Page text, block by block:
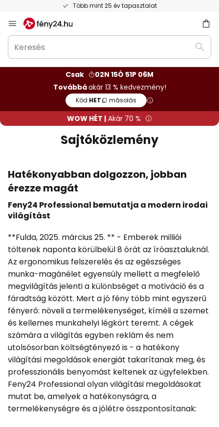
Ingyenes visszaküldés 50 napon belül
Ugrás
a
tartalomhoz
Keresés
Csak
02N 15Ó 51P 05M
Továbbáakár 13 % kedvezmény!
Kód:HET másolás
WOW HÉT | Akár 70 %
Sajtóközlemény
Hatékonyabban dolgozzon, jobban
érezze magát
Feny24 Professional bemutatja a modern irodai
világítást
**Fulda, 2025. március 25. ** - Emberek milliói
töltenek naponta körülbelül 8 órát az íróasztaluknál.
Az ergonomikus felszerelés és az egészséges
munka-magánélet egyensúly mellett a megfelelő
megvilágítás jelenti a különbséget a motiváció és a
fáradtság között. Mert a jó fény több mint egyszerű
fényerő: növeli a termelékenységet, kíméli a szemet
és kellemes munkahelyi légkört teremt. A cégek
számára a világítás egyben reklám és nem
utolsósorban költségtényező is - a hatékony
világítási megoldások energiát takarítanak meg, és
professzionális benyomást keltenek az ügyfelekben.
Feny24 Professional olyan világítási megoldásokat
mutat be, amelyek a hatékonyságra, a
termelékenységre és a jólétre összpontosítanak: